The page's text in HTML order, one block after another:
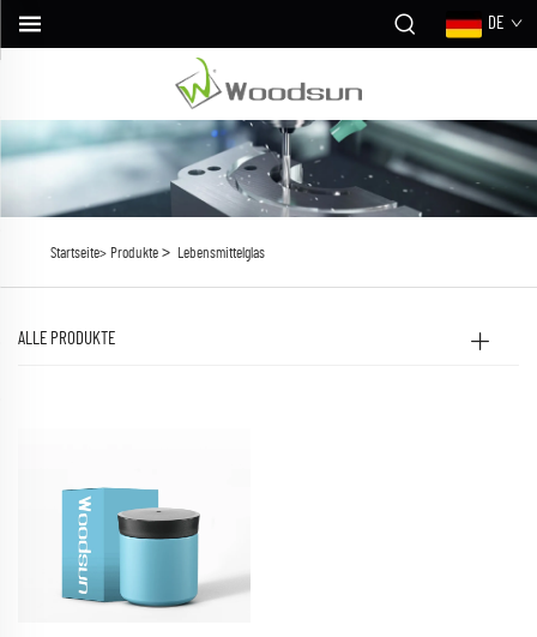
DE
Startseite> Produkte> Lebensmittelglas
ALLE PRODUKTE